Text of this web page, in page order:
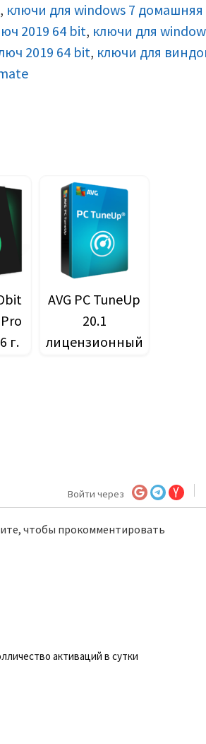
, ключи для windows 7 домашняя
2019 64 bit, ключи для
2019 64 bit, ключи для
г.
AVG PC TuneUp
20.1
лицензионный
Войти через
чтобы прокомментировать
активаций в сутки